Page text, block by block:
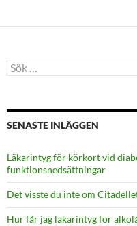
Sök
efter:
SENASTE INLÄGGEN
Läkarintyg för körkort vid
funktionsnedsättningar
Det visste du inte om
Hur får jag läkarintyg för